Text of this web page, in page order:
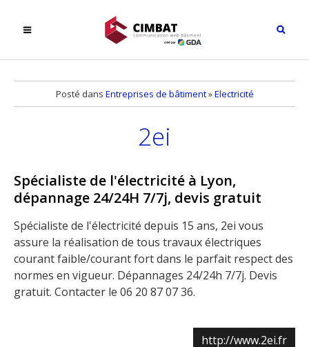
Posté dans Entreprises de bâtiment»Electricité
2ei
Spécialiste de l'électricité à Lyon,
dépannage 24/24H 7/7j, devis gratuit
Spécialiste de l'électricité depuis 15 ans, 2ei vous
assure la réalisation de tous travaux électriques
courant faible/courant fort dans le parfait respect des
normes en vigueur. Dépannages 24/24h 7/7j. Devis
gratuit. Contacter le 06 20 87 07 36.
http://www.2ei.fr